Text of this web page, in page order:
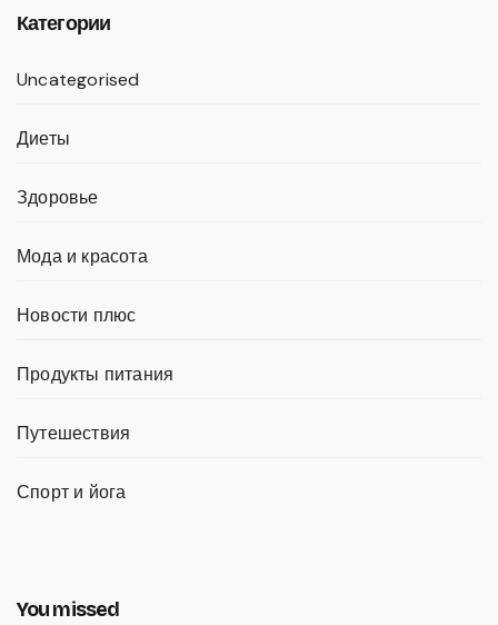
Категории
Uncategorised
Диеты
Здоровье
Мода и красота
Новости плюс
Продукты питания
Путешествия
Спорт и йога
You missed